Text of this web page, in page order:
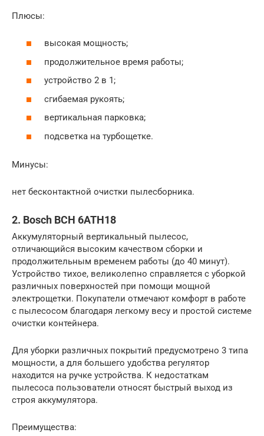
Плюсы:
высокая мощность;
продолжительное время работы;
устройство 2 в 1;
сгибаемая рукоять;
вертикальная парковка;
подсветка на турбощетке.
Минусы:
нет бесконтактной очистки пылесборника.
2. Bosch BCH 6ATH18
Аккумуляторный вертикальный пылесос,
отличающийся высоким качеством сборки и
продолжительным временем работы (до 40 минут).
Устройство тихое, великолепно справляется с уборкой
различных поверхностей при помощи мощной
электрощетки. Покупатели отмечают комфорт в работе
с пылесосом благодаря легкому весу и простой системе
очистки контейнера.
Для уборки различных покрытий предусмотрено 3 типа
мощности, а для большего удобства регулятор
находится на ручке устройства. К недостаткам
пылесоса пользователи относят быстрый выход из
строя аккумулятора.
Преимущества: